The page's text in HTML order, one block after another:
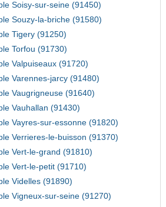
Soisy-sur-seine (91450)
Souzy-la-briche (91580)
Tigery (91250)
Torfou (91730)
Valpuiseaux (91720)
Varennes-jarcy (91480)
Vaugrigneuse (91640)
Vauhallan (91430)
Vayres-sur-essonne (91820)
Verrieres-le-buisson (91370)
Vert-le-grand (91810)
Vert-le-petit (91710)
Videlles (91890)
Vigneux-sur-seine (91270)